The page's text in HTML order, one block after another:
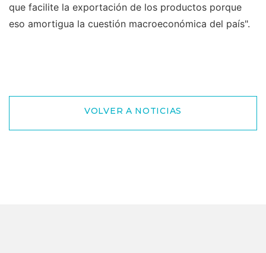
que facilite la exportación de los productos porque
eso amortigua la cuestión macroeconómica del país".
VOLVER A NOTICIAS